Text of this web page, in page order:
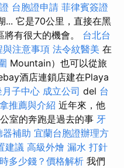
台胞證申請 菲律賓簽證
... 它是70公里，直接在黑
有很大的機會。 台北台
與注意事項 法令紋醫美 在
Mountain）也可以從旅
酒店連鎖店建在Playa
月子中心 成立公司 del 台
推薦與介紹 近年來，他
室的奔跑是過去的事 牙
器補助 宜蘭台胞證辦理方
建議 高級外燴 漏水 打針
多少錢？價格解析 我們